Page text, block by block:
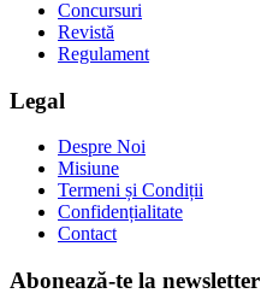
Concursuri
Revistă
Regulament
Legal
Despre Noi
Misiune
Termeni și Condiții
Confidențialitate
Contact
Abonează-te la newsletter